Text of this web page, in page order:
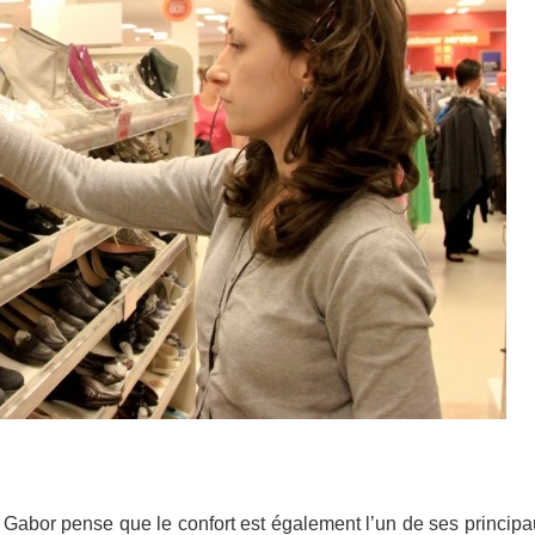
pense que le confort est également l’un de ses